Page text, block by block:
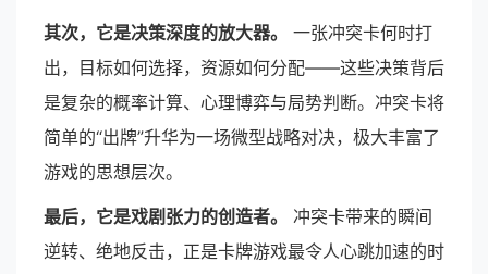
其次，它是决策深度的放大器。
一张冲突卡何时打
出，目标如何选择，资源如何分配——这些决策背后
是复杂的概率计算、心理博弈与局势判断。冲突卡将
简单的“出牌”升华为一场微型战略对决，极大丰富了
游戏的思想层次。
最后，它是戏剧张力的创造者。
冲突卡带来的瞬间
逆转、绝地反击，正是卡牌游戏最令人心跳加速的时